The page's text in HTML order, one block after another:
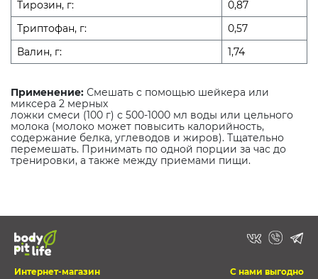
Тирозин, г:
0,87
Триптофан, г:
0,57
Валин, г:
1,74
Применение: Смешать с помощью шейкера или
миксера 2 мерных
ложки смеси (100 г) с 500-1000 мл воды или цельного
молока (молоко может повысить калорийность,
содержание белка, углеводов и жиров). Тщательно
перемешать. Принимать по одной порции за час до
тренировки, а также между приемами пищи.
Интернет-магазин
С нами выгодно